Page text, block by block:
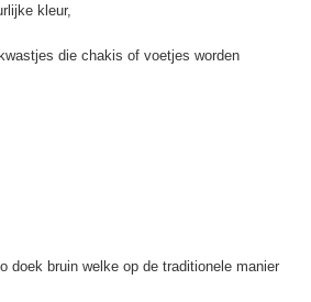
kleur,
die chakis of voetjes worden
doek bruin welke op de traditionele manier